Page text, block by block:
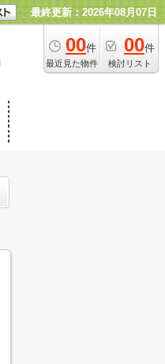
最終更新：2026年08月07日
00件
最近見た物件
00件
検討リスト